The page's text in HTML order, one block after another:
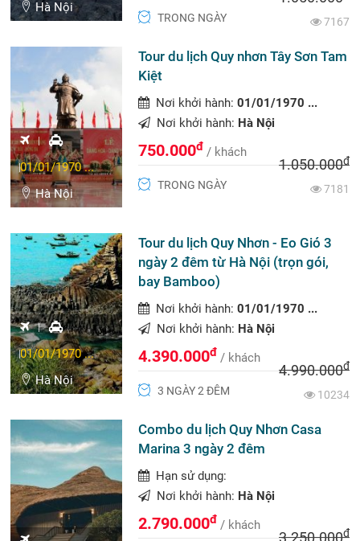
Hà Nội
TRONG NGÀY
7167
01/01/1970 ...
Hà Nội
Tour du lịch Quy nhơn Tây Sơn Tam
Kiệt
Nơi khởi hành:01/01/1970 ...
Nơi khởi hành: Hà Nội
750.000đ / khách
1.050.000đ
TRONG NGÀY
7181
01/01/1970 ...
Hà Nội
Tour du lịch Quy Nhơn - Eo Gió 3
ngày 2 đêm từ Hà Nội (trọn gói,
bay Bamboo)
Nơi khởi hành:01/01/1970 ...
Nơi khởi hành: Hà Nội
4.390.000đ / khách
4.990.000đ
3 NGÀY 2 ĐÊM
10234
Combo du lịch Quy Nhơn Casa
Marina 3 ngày 2 đêm
Hạn sử dụng:
Nơi khởi hành: Hà Nội
2.790.000đ / khách
3.250.000đ